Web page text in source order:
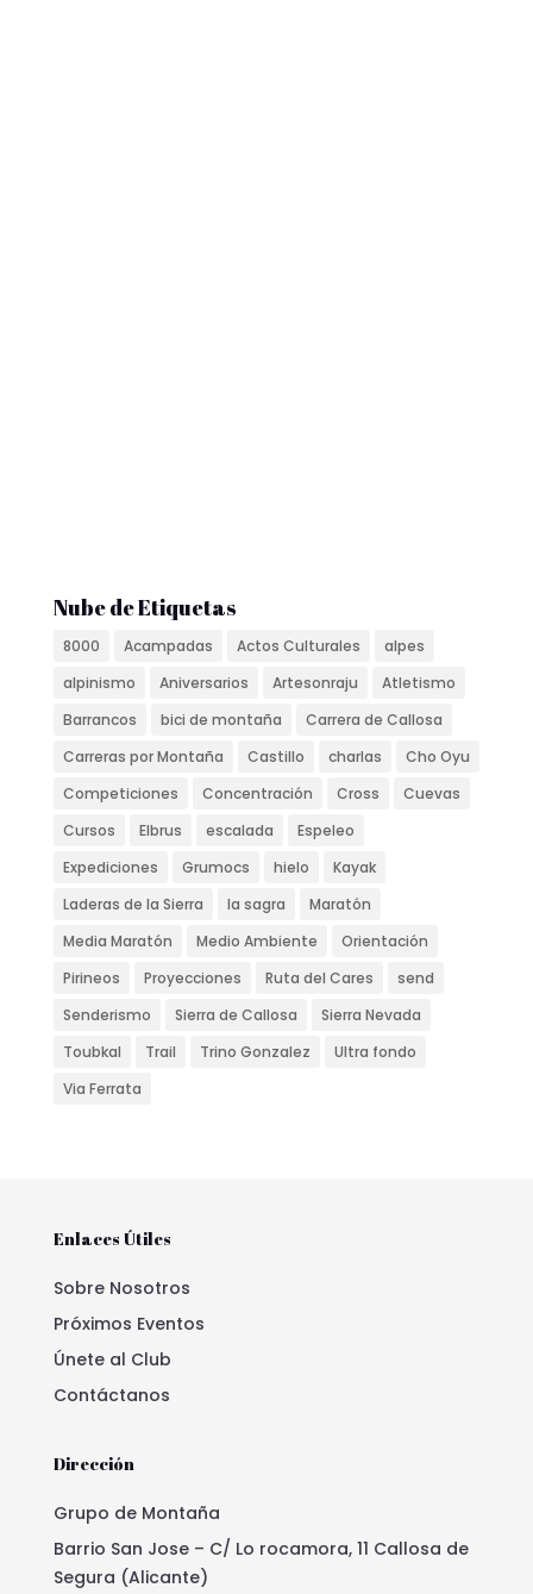
Nube de Etiquetas
8000 Acampadas Actos Culturales
alpes
alpinismo
Aniversarios Artesonraju
Atletismo
Barrancos
bici de montaña
Carrera de Callosa
Carreras por Montaña
Castillo charlas
Cho Oyu
Competiciones
Concentración Cross
Cuevas
Cursos
Elbrus escalada
Espeleo
Expediciones
Grumocs hielo
Kayak
Laderas de la Sierra
la sagra
Maratón
Media Maratón
Medio Ambiente
Orientación
Pirineos
Proyecciones Ruta del Cares
send
Senderismo
Sierra de Callosa
Sierra Nevada
Toubkal
Trail Trino Gonzalez
Ultra fondo
Via Ferrata
Enlaces Útiles
Sobre Nosotros
Próximos Eventos
Únete al Club
Contáctanos
Dirección
Grupo de Montaña
Barrio San Jose – C/ Lo rocamora, 11 Callosa de
Segura (Alicante)